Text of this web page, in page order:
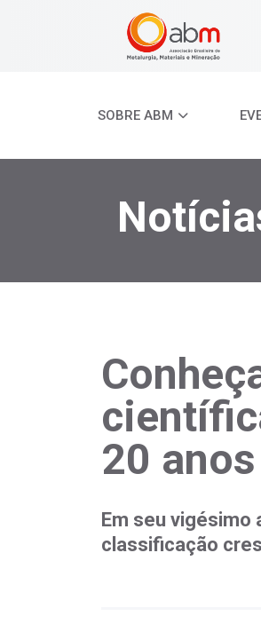
SOBRE ABM
20
Em seu vigésimo
classificação